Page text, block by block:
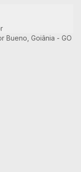
Bueno, Goiânia - GO